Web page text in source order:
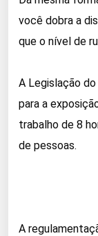
você dobra a
que o nível de
A Legislação
para a
trabalho de 8
de pessoas.
A